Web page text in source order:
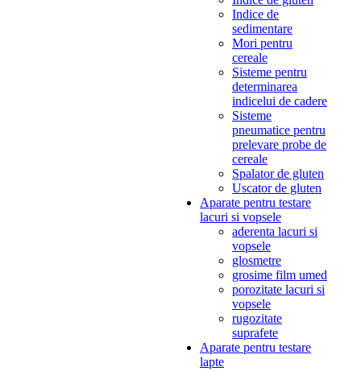
Indice de
sedimentare
Mori pentru
cereale
Sisteme pentru
determinarea
indicelui de cadere
Sisteme
pneumatice pentru
prelevare probe de
cereale
Spalator de gluten
Uscator de gluten
Aparate pentru testare
lacuri si vopsele
aderenta lacuri si
vopsele
glosmetre
grosime film umed
porozitate lacuri si
vopsele
rugozitate
suprafete
Aparate pentru testare
lapte